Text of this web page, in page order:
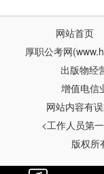
网站首页
厚职公考网
出版物经
增值电信
网站内容有
<工作人员第
版权所